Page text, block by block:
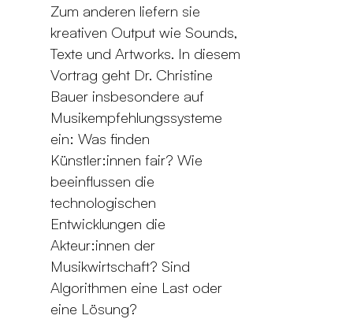
Zum anderen liefern sie
kreativen Output wie Sounds,
Texte und Artworks. In diesem
Vortrag geht Dr. Christine
Bauer insbesondere auf
Musikempfehlungssysteme
ein: Was finden
Künstler:innen fair? Wie
beeinflussen die
technologischen
Entwicklungen die
Akteur:innen der
Musikwirtschaft? Sind
Algorithmen eine Last oder
eine Lösung?